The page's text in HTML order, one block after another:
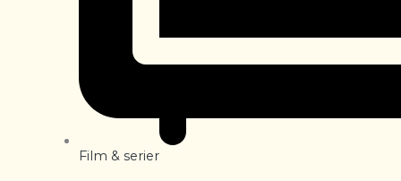
Film & serier